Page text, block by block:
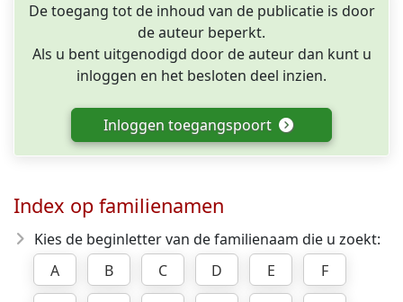
De toegang tot de inhoud van de publicatie is door
de auteur beperkt.
Als u bent uitgenodigd door de auteur dan kunt u
inloggen en het besloten deel inzien.
Inloggen toegangspoort
Index op familienamen
Kies de beginletter van de familienaam die u zoekt:
A
B C D E
F